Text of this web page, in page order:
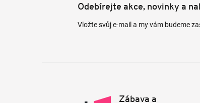
Odebírejte akce, novinky a
Vložte svůj e-mail a my vám budeme